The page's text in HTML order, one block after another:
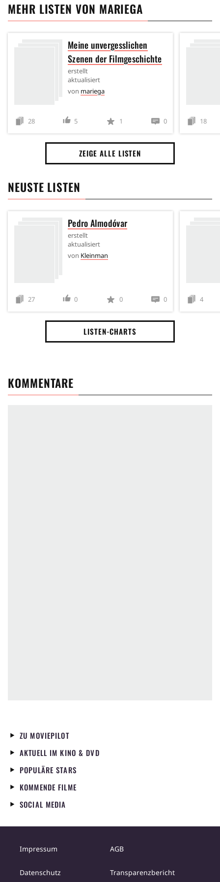
MEHR LISTEN VON MARIEGA
Meine unvergesslichen
Szenen der Filmgeschichte
erstellt
aktualisiert
von mariega
28 5 1 0 18
ZEIGE ALLE LISTEN
NEUSTE LISTEN
Pedro Almodóvar
erstellt
aktualisiert
von Kleinman
27 0 0 0 4
LISTEN-CHARTS
KOMMENTARE
ZU MOVIEPILOT
AKTUELL IM KINO & DVD
POPULÄRE STARS
KOMMENDE FILME
SOCIAL MEDIA
Impressum AGB
Datenschutz Transparenzbericht